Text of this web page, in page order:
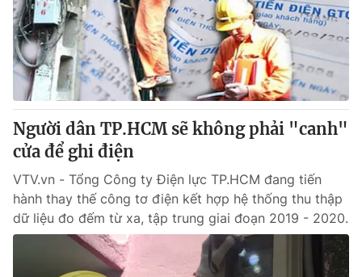
Cơ quan chủ quản:Đài Truyền hình Việt Nam
Cơ quan báo chí:
Thời báo VTV
Giấy phép hoạt động báo in và báo điện tử số 483/GP-BTTTT
cấp ngày 29/12/2023
Tổng Biên tập:Vũ Thanh Thủy
Phó Tổng Biên tập:Nguyễn Thị Mỹ Hạnh, Phạm Quốc Thắng,
Nguyễn Trọng Ninh
Tổng đài VTV:
024.38 355 931 - 024.38 355 932
Ðiện thoại Thời báo VTV:024.66 897 897
Email:toasoan@vtv.vn
Liên hệ quảng cáo:024-7300.7108
Người dân TP.HCM sẽ không phải "canh"
cửa để ghi điện
VTV.vn - Tổng Công ty Điện lực TP.HCM đang tiến
hành thay thế công tơ điện kết hợp hệ thống thu thập
dữ liệu đo đếm từ xa, tập trung giai đoạn 2019 - 2020.